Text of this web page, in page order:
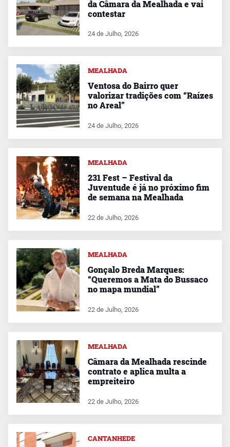
da Câmara da Mealhada e vai
contestar
24 de Julho, 2026
MEALHADA
Ventosa do Bairro quer
valorizar tradições com “Raízes
no Areal”
24 de Julho, 2026
MEALHADA
231 Fest – Festival da
Juventude é já no próximo fim
de semana na Mealhada
22 de Julho, 2026
MEALHADA
Gonçalo Breda Marques:
“Queremos a Mata do Bussaco
no mapa mundial”
22 de Julho, 2026
MEALHADA
Câmara da Mealhada rescinde
contrato e aplica multa a
empreiteiro
22 de Julho, 2026
CANTANHEDE